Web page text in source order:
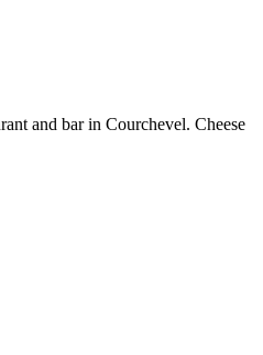
and bar in Courchevel. Cheese